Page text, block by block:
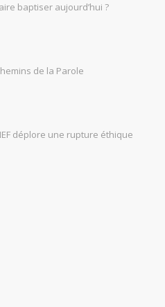
baptiser aujourd’hui ?
de la Parole
déplore une rupture éthique